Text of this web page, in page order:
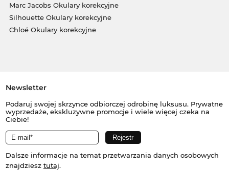
Marc Jacobs Okulary korekcyjne
Silhouette Okulary korekcyjne
Chloé Okulary korekcyjne
Newsletter
Podaruj swojej skrzynce odbiorczej odrobinę luksusu. Prywatne
wyprzedaże, ekskluzywne promocje i wiele więcej czeka na
Ciebie!
Dalsze informacje na temat przetwarzania danych osobowych
znajdziesz tutaj.